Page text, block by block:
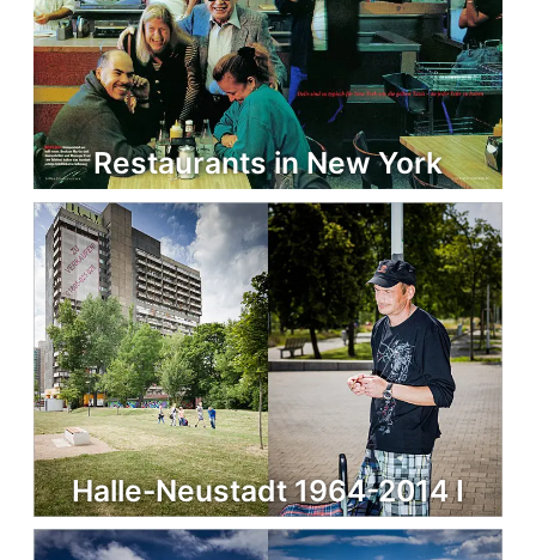
Restaurants in New York
Halle-Neustadt 1964-2014 I